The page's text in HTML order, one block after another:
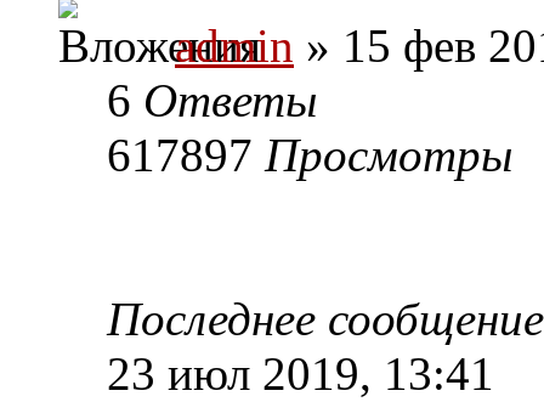
admin » 15 фев
6 Ответы
617897 Просмотры
Последнее
23 июл 2019, 13:41